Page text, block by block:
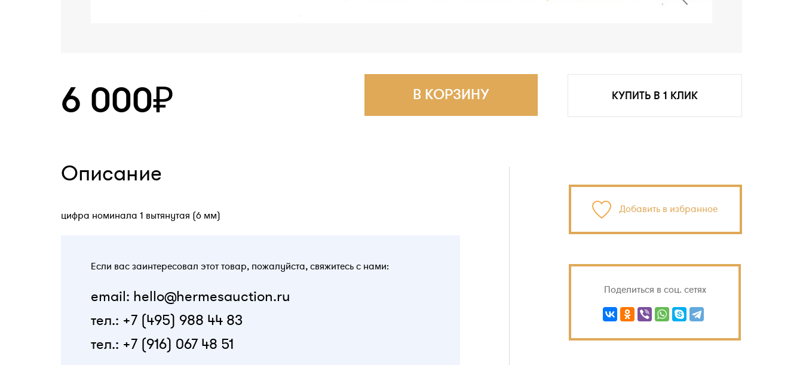
6 000₽ КУПИТЬ В 1 КЛИК
В КОРЗИНУ
Описание
цифра номинала 1 вытянутая (6 мм)
Если вас заинтересовал этот товар, пожалуйста, свяжитесь с нами:
email: hello@hermesauction.ru
тел.: +7 (495) 988 44 83
тел.: +7 (916) 067 48 51
Добавить в избранное
Поделиться в соц. сетях